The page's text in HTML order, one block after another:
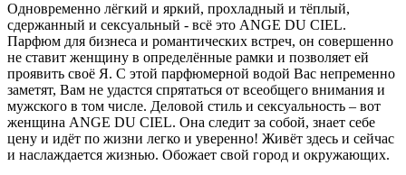
Одновременно лёгкий и яркий, прохладный и тёплый,
сдержанный и сексуальный - всё это ANGE DU CIEL.
Парфюм для бизнеса и романтических встреч, он совершенно
не ставит женщину в определённые рамки и позволяет ей
проявить своё Я. С этой парфюмерной водой Вас непременно
заметят, Вам не удастся спрятаться от всеобщего внимания и
мужского в том числе. Деловой стиль и сексуальность – вот
женщина ANGE DU CIEL. Она следит за собой, знает себе
цену и идёт по жизни легко и уверенно! Живёт здесь и сейчас
и наслаждается жизнью. Обожает свой город и окружающих.